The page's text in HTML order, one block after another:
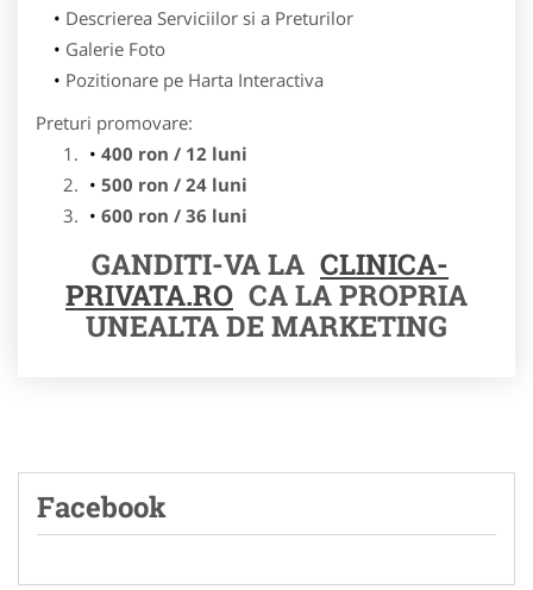
Descrierea Serviciilor si a Preturilor
Galerie Foto
Pozitionare pe Harta Interactiva
Preturi promovare:
400 ron / 12 luni
500 ron / 24 luni
600 ron / 36 luni
GANDITI-VA LA CLINICA-
PRIVATA.RO CA LA PROPRIA
UNEALTA DE MARKETING
Facebook